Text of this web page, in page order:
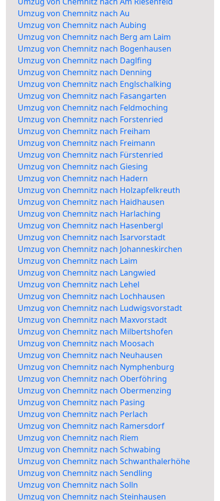
Umzug von Chemnitz nach Au
Umzug von Chemnitz nach Aubing
Umzug von Chemnitz nach Berg am Laim
Umzug von Chemnitz nach Bogenhausen
Umzug von Chemnitz nach Daglfing
Umzug von Chemnitz nach Denning
Umzug von Chemnitz nach Englschalking
Umzug von Chemnitz nach Fasangarten
Umzug von Chemnitz nach Feldmoching
Umzug von Chemnitz nach Forstenried
Umzug von Chemnitz nach Freiham
Umzug von Chemnitz nach Freimann
Umzug von Chemnitz nach Fürstenried
Umzug von Chemnitz nach Giesing
Umzug von Chemnitz nach Hadern
Umzug von Chemnitz nach Holzapfelkreuth
Umzug von Chemnitz nach Haidhausen
Umzug von Chemnitz nach Harlaching
Umzug von Chemnitz nach Hasenbergl
Umzug von Chemnitz nach Isarvorstadt
Umzug von Chemnitz nach Johanneskirchen
Umzug von Chemnitz nach Laim
Umzug von Chemnitz nach Langwied
Umzug von Chemnitz nach Lehel
Umzug von Chemnitz nach Lochhausen
Umzug von Chemnitz nach Ludwigsvorstadt
Umzug von Chemnitz nach Maxvorstadt
Umzug von Chemnitz nach Milbertshofen
Umzug von Chemnitz nach Moosach
Umzug von Chemnitz nach Neuhausen
Umzug von Chemnitz nach Nymphenburg
Umzug von Chemnitz nach Oberföhring
Umzug von Chemnitz nach Obermenzing
Umzug von Chemnitz nach Pasing
Umzug von Chemnitz nach Perlach
Umzug von Chemnitz nach Ramersdorf
Umzug von Chemnitz nach Riem
Umzug von Chemnitz nach Schwabing
Umzug von Chemnitz nach Schwanthalerhöhe
Umzug von Chemnitz nach Sendling
Umzug von Chemnitz nach Solln
Umzug von Chemnitz nach Steinhausen